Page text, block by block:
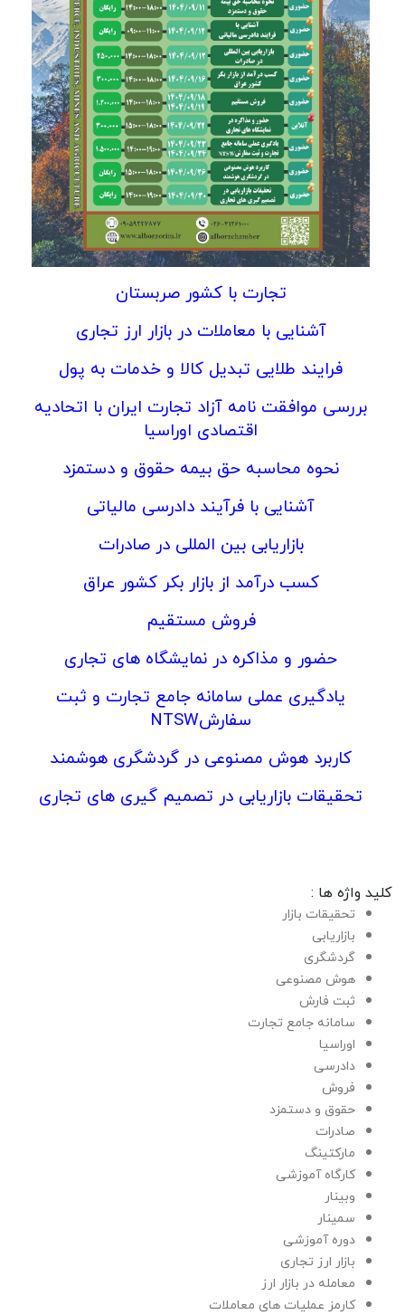
تجارت با کشور صربستان
آشنایی با معاملات در بازار ارز تجاری
فرایند طلایی تبدیل کالا و خدمات به پول
بررسی موافقت نامه آزاد تجارت ایران با اتحادیه
اقتصادی اوراسیا
نحوه محاسبه حق بیمه حقوق و دستمزد
آشنایی با فرآیند دادرسی مالیاتی
بازاریابی بین المللی در صادرات
کسب درآمد از بازار بکر کشور عراق
فروش مستقیم
حضور و مذاکره در نمایشگاه های تجاری
یادگیری عملی سامانه جامع تجارت و ثبت
سفارشNTSW
کاربرد هوش مصنوعی در گردشگری هوشمند
تحقیقات بازاریابی در تصمیم گیری های تجاری
کلید واژه ها :
تحقیقات بازار
بازاریابی
گردشگری
هوش مصنوعی
ثبت فارش
سامانه جامع تجارت
اوراسیا
دادرسی
فروش
حقوق و دستمزد
صادرات
مارکتینگ
کارگاه آموزشی
وبینار
سمینار
دوره آموزشی
بازار ارز تجاری
معامله در بازار ارز
کارمز عملیات های معاملات